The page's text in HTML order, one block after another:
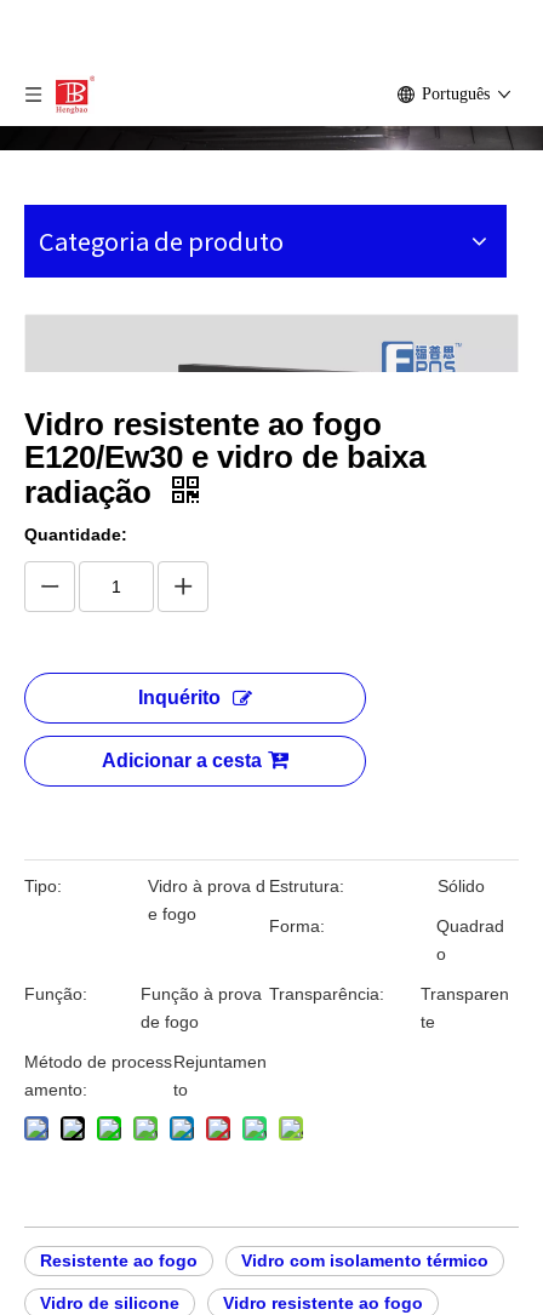
Português
Categoria de produto
Vidro resistente ao fogo
E120/Ew30 e vidro de baixa
radiação
Quantidade:
Inquérito
Adicionar a cesta
Tipo:
Vidro à prova d
e fogo
Estrutura: Sólido
Forma:
Quadrad
o
Função:
Função à prova
de fogo
Transparência:
Transparen
te
Método de process
amento:
Rejuntamen
to
Resistente ao fogo Vidro com isolamento térmico
Vidro de silicone Vidro resistente ao fogo